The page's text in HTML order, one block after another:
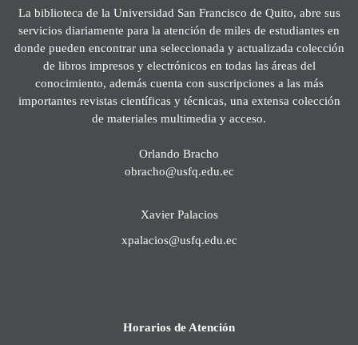
La biblioteca de la Universidad San Francisco de Quito, abre sus
servicios diariamente para la atención de miles de estudiantes en
donde pueden encontrar una seleccionada y actualizada colección
de libros impresos y electrónicos en todas las áreas del
conocimiento, además cuenta con suscripciones a las más
importantes revistas científicas y técnicas, una extensa colección
de materiales multimedia y acceso.
Orlando Bracho
obracho@usfq.edu.ec
Xavier Palacios
xpalacios@usfq.edu.ec
Horarios de Atención